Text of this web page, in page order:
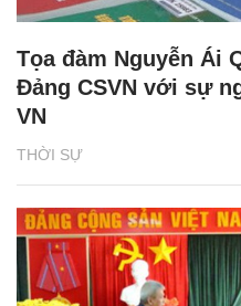
THỜI SỰ
Tọa đàm Nguyễn Ái
Đảng CSVN với sự
VN